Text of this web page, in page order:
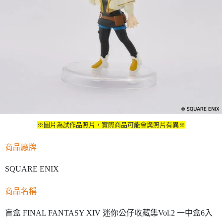
※圖片為試作品照片，實際商品可能會與照片有異※
商品廠牌
SQUARE ENIX
商品名稱
盲盒 FINAL FANTASY XIV 迷你公仔收藏集Vol.2 一中盒6入